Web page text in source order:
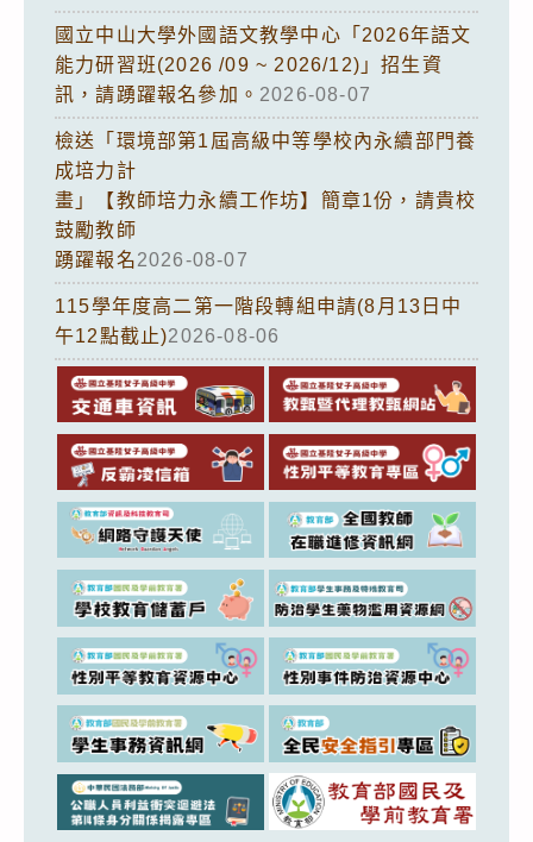
國立中山大學外國語文教學中心「2026年語文
能力研習班(2026 /09 ~ 2026/12)」招生資
訊，請踴躍報名參加。 2026-08-07
檢送「環境部第1屆高級中等學校內永續部門養
成培力計
畫」【教師培力永續工作坊】簡章1份，請貴校
鼓勵教師
踴躍報名2026-08-07
115學年度高二第一階段轉組申請(8月13日中
午12點截止)2026-08-06